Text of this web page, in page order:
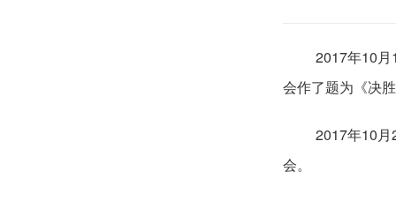
2017年10
会作了题为《决
2017年10
会。